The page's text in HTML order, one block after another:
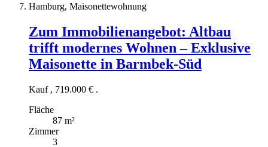
Hamburg, Maisonettewohnung
Zum Immobilienangebot: Altbau
trifft modernes Wohnen – Exklusive
Maisonette in Barmbek-Süd
Kauf , 719.000 € .
Fläche
87 m²
Zimmer
3